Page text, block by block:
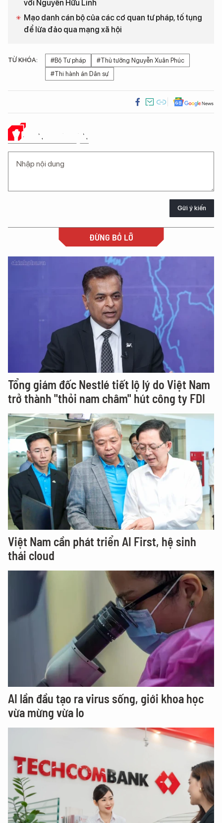
với Nguyễn Hữu Linh
Mạo danh cán bộ của các cơ quan tư pháp, tố tụng
để lừa đảo qua mạng xã hội
TỪ KHÓA: #Bộ Tư pháp
#Thủ tướng Nguyễn Xuân Phúc
#Thi hành án Dân sự
Ý KIẾN CỦA BẠN
Gửi ý kiến
ĐỪNG BỎ LỠ
Tổng giám đốc Nestlé tiết lộ lý do Việt Nam
trở thành "thỏi nam châm" hút công ty FDI
Việt Nam cần phát triển AI First, hệ sinh
thái cloud
AI lần đầu tạo ra virus sống, giới khoa học
vừa mừng vừa lo